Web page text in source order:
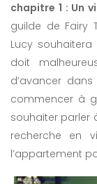
chapitre 1 : Un
guilde de Fairy
Lucy
doit
d’avancer
commencer à
souhaiter parler
recherche en
l’appartement